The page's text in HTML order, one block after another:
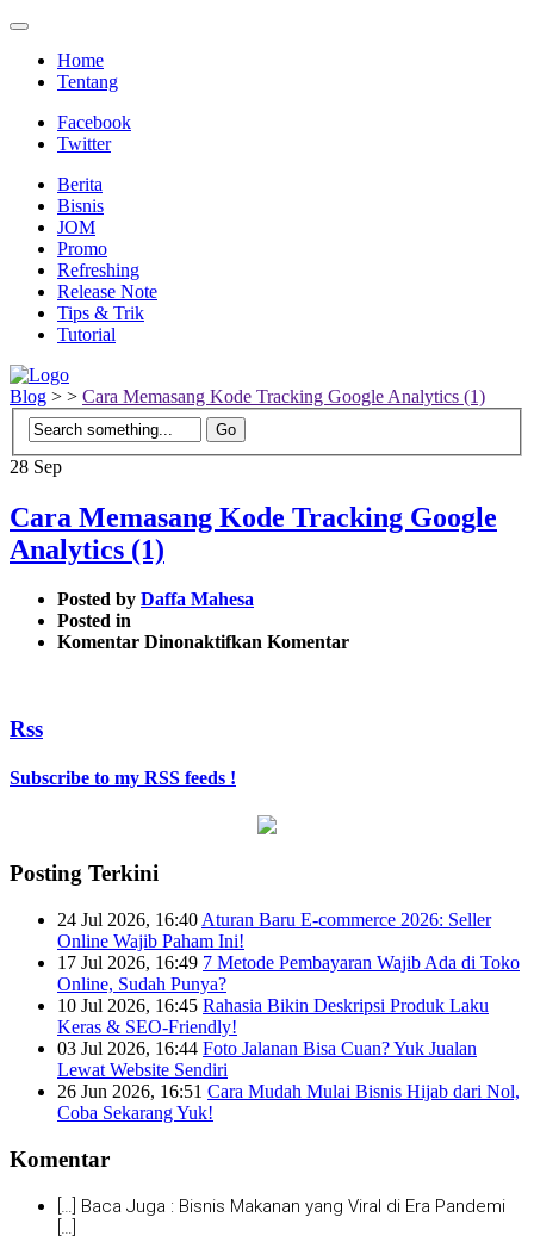
Home
Tentang
Facebook
Twitter
Berita
Bisnis
JOM
Promo
Refreshing
Release Note
Tips & Trik
Tutorial
Blog > > Cara Memasang Kode Tracking Google Analytics (1)
28 Sep
Cara Memasang Kode Tracking Google
Analytics (1)
Posted by Daffa Mahesa
Posted in
Komentar Dinonaktifkan pada
Komentar
Rss
Subscribe to my RSS feeds !
Posting Terkini
24 Jul 2026, 16:40 Aturan Baru E-commerce 2026: Seller
Online Wajib Paham Ini!
17 Jul 2026, 16:49 7 Metode Pembayaran Wajib Ada di Toko
Online, Sudah Punya?
10 Jul 2026, 16:45 Rahasia Bikin Deskripsi Produk Laku
Keras & SEO-Friendly!
03 Jul 2026, 16:44 Foto Jalanan Bisa Cuan? Yuk Jualan
Lewat Website Sendiri
26 Jun 2026, 16:51 Cara Mudah Mulai Bisnis Hijab dari Nol,
Coba Sekarang Yuk!
Komentar
[…] Baca Juga : Bisnis Makanan yang Viral di Era Pandemi